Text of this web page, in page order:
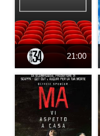
21:00